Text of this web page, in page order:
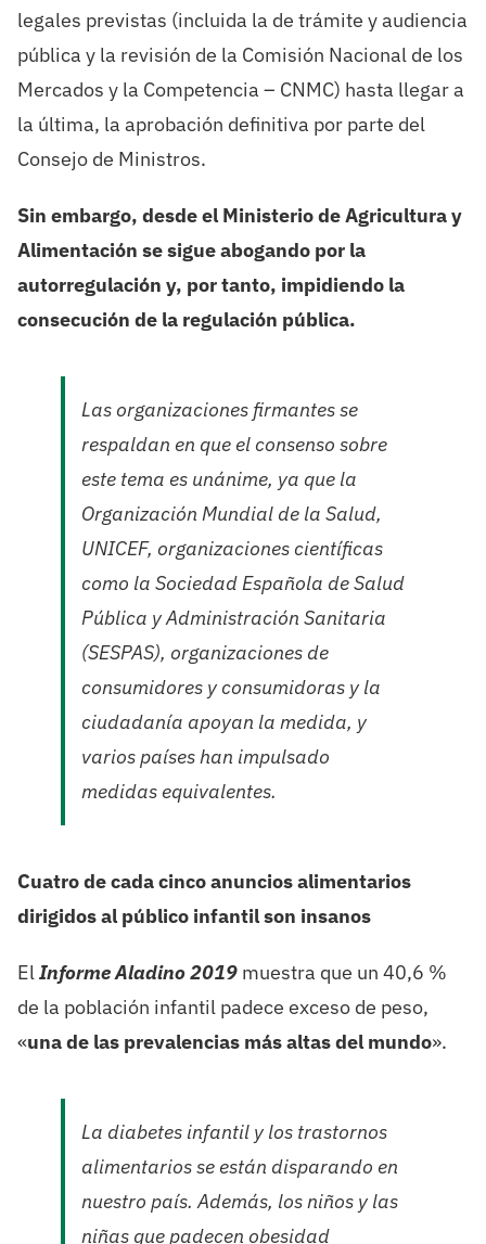
legales previstas (incluida la de trámite y audiencia
pública y la revisión de la Comisión Nacional de los
Mercados y la Competencia – CNMC) hasta llegar a
la última, la aprobación definitiva por parte del
Consejo de Ministros.
Sin embargo, desde el Ministerio de Agricultura y
Alimentación se sigue abogando por la
autorregulación y, por tanto, impidiendo la
consecución de la regulación pública.
Las organizaciones firmantes se
respaldan en que el consenso sobre
este tema es unánime, ya que la
Organización Mundial de la Salud,
UNICEF, organizaciones científicas
como la Sociedad Española de Salud
Pública y Administración Sanitaria
(SESPAS), organizaciones de
consumidores y consumidoras y la
ciudadanía apoyan la medida, y
varios países han impulsado
medidas equivalentes.
Cuatro de cada cinco anuncios alimentarios
dirigidos al público infantil son insanos
ElInforme Aladino 2019muestra que un 40,6 %
de la población infantil padece exceso de peso,
«una de las prevalencias más altas del mundo».
La diabetes infantil y los trastornos
alimentarios se están disparando en
nuestro país. Además, los niños y las
niñas que padecen obesidad